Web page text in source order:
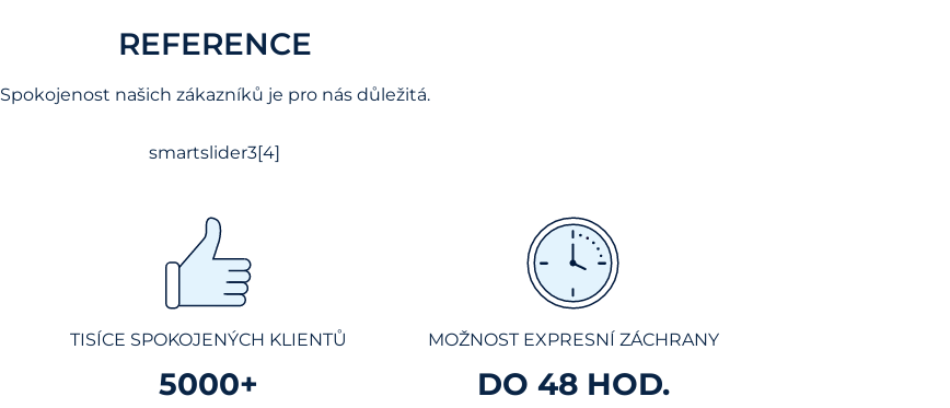
REFERENCE
Spokojenost našich zákazníků je pro nás důležitá.
smartslider3[4]
TISÍCE SPOKOJENÝCH KLIENTŮ
5000+
MOŽNOST EXPRESNÍ ZÁCHRANY
DO 48 HOD.